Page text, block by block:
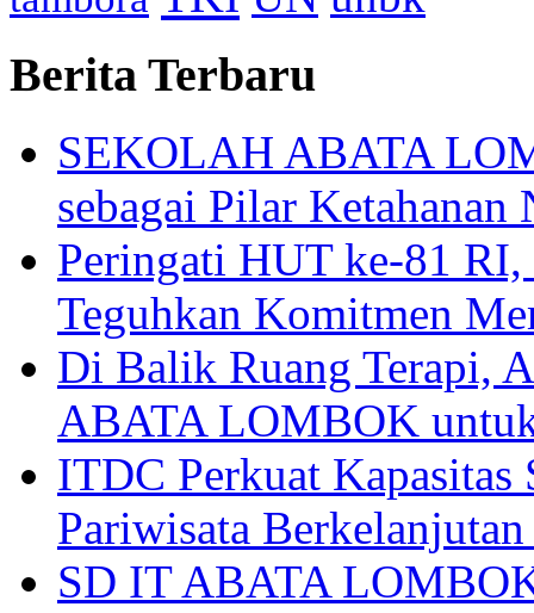
Berita Terbaru
SEKOLAH ABATA
sebagai Pilar Ketahanan
Peringati HUT ke-81
Teguhkan Komitmen
Di Balik Ruang Terapi,
ABATA LOMBOK
ITDC Perkuat
Pariwisata
SD IT ABATA